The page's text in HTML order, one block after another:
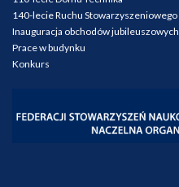
140-lecie Ruchu Stowarzyszeniowego
Inauguracja obchodów jubileuszowych
Prace w budynku
Konkurs